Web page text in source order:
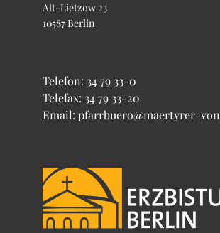
Alt-Lietzow 23
10587 Berlin
Telefon: 34 79 33-0
Telefax: 34 79 33-20
Email: pfarrbuero@maertyrer-